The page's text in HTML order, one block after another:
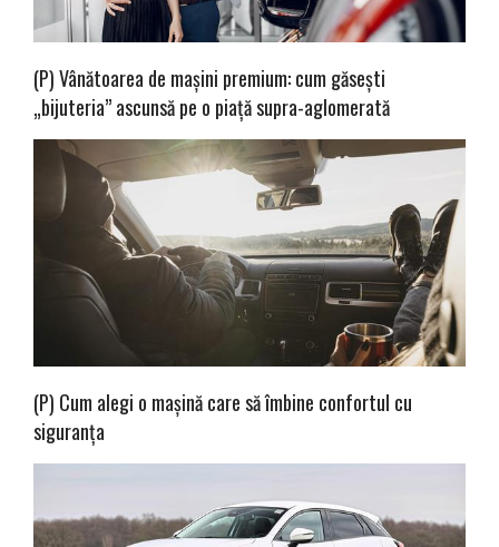
(P) Vânătoarea de mașini premium: cum găsești
„bijuteria” ascunsă pe o piață supra-aglomerată
(P) Cum alegi o mașină care să îmbine confortul cu
siguranța